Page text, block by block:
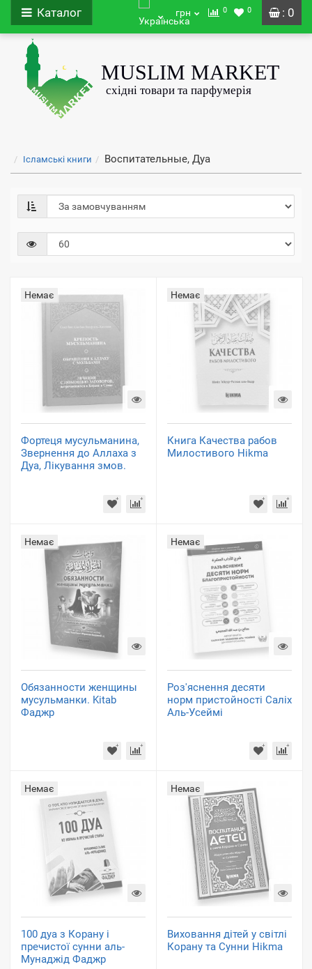
: 0
Каталог грн 0 0
Ісламські книги Воспитательные, Дуа
Немає
Фортеця мусульманина,
Звернення до Аллаха з
Дуа, Лікування змов.
Немає
Книга Качества рабов
Милостивого Hikma
Немає
Обязанности женщины
мусульманки. Kitab
Фаджр
Немає
Роз'яснення десяти
норм пристойності Саліх
Аль-Усеймі
Немає
100 дуа з Корану і
пречистої сунни аль-
Мунаджід Фаджр
Немає
Виховання дітей у світлі
Корану та Сунни Hikma